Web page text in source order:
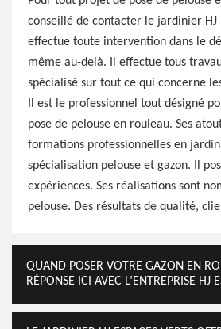
conseillé de contacter le jardinier HJ
effectue toute intervention dans le
même au-delà. Il effectue tous
spécialisé sur tout ce qui concerne
Il est le professionnel tout désigné
pose de pelouse en rouleau. Ses
formations professionnelles en
spécialisation pelouse et gazon. Il
expériences. Ses réalisations sont
pelouse. Des résultats de qualité,
QUAND POSER VOTRE GAZON EN
RÉPONSE ICI AVEC L’ENTREPRISE HJ